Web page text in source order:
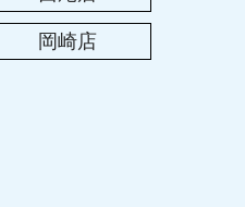
2023年 お盆休みのお知らせ
岡崎店